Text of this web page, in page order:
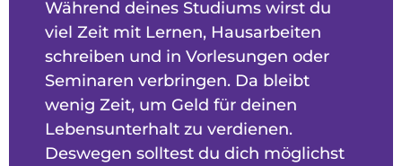
Während deines Studiums wirst du
viel Zeit mit Lernen, Hausarbeiten
schreiben und in Vorlesungen oder
Seminaren verbringen. Da bleibt
wenig Zeit, um Geld für deinen
Lebensunterhalt zu verdienen.
Deswegen solltest du dich möglichst